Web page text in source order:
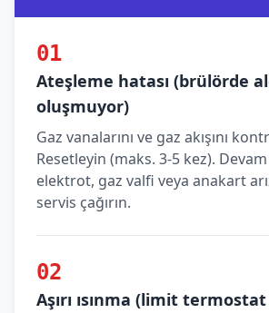
01
Ateşleme hatası (brülörde
oluşmuyor)
Gaz vanalarını ve gaz akışını
Resetleyin (maks. 3-5 kez).
elektrot, gaz valfi veya anakart
servis çağırın.
02
Aşırı ısınma (limit